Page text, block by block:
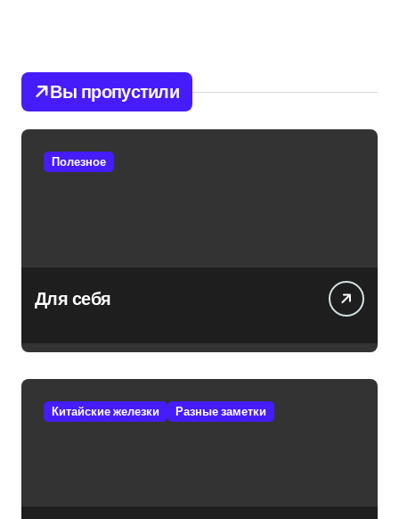
Вы пропустили
Полезное
Для себя
Китайские железки Разные заметки